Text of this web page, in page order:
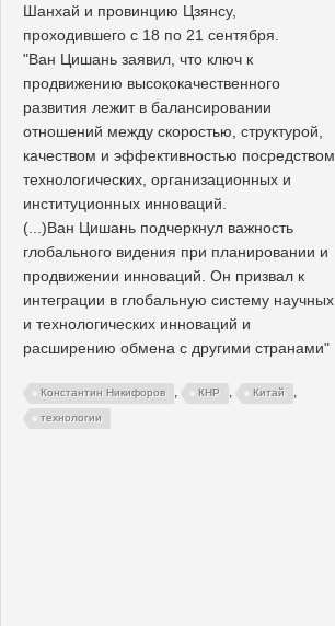
Шанхай и провинцию Цзянсу,
проходившего с 18 по 21 сентября.
"Ван Цишань заявил, что ключ к
продвижению высококачественного
развития лежит в балансировании
отношений между скоростью, структурой,
качеством и эффективностью посредством
технологических, организационных и
институционных инноваций.
(...)Ван Цишань подчеркнул важность
глобального видения при планировании и
продвижении инноваций. Он призвал к
интеграции в глобальную систему научных
и технологических инноваций и
расширению обмена с другими странами"
Константин Никифоров , КНР , Китай ,
технологии